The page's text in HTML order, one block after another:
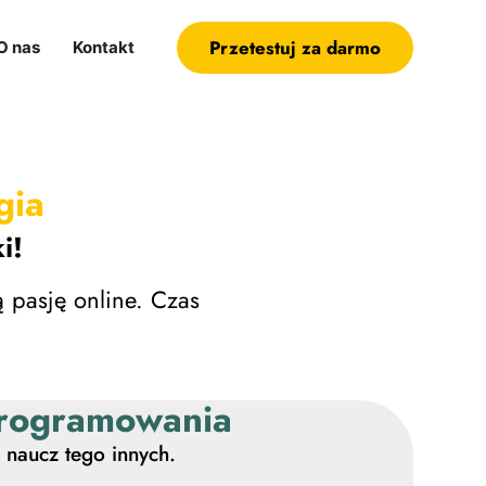
nas Kontakt Przetestuj za darmo
pasję online. Czas
tego innych.